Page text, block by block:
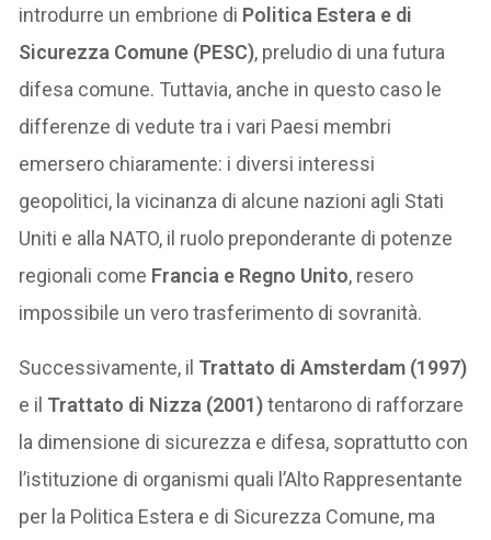
introdurre un embrione di Politica Estera e di
Sicurezza Comune (PESC), preludio di una futura
difesa comune. Tuttavia, anche in questo caso le
differenze di vedute tra i vari Paesi membri
emersero chiaramente: i diversi interessi
geopolitici, la vicinanza di alcune nazioni agli Stati
Uniti e alla NATO, il ruolo preponderante di potenze
regionali come Francia e Regno Unito, resero
impossibile un vero trasferimento di sovranità.
Successivamente, il Trattato di Amsterdam (1997)
e il Trattato di Nizza (2001)tentarono di rafforzare
la dimensione di sicurezza e difesa, soprattutto con
l’istituzione di organismi quali l’Alto Rappresentante
per la Politica Estera e di Sicurezza Comune, ma